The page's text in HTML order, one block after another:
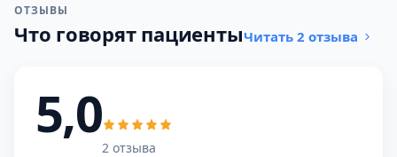
ОТЗЫВЫ
Что говорят пациентыЧитать 2 отзыва
5,0
2 отзыва